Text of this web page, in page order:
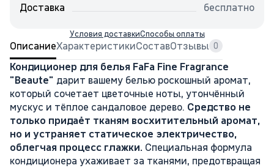
Доставка
бесплатно
Условия доставкиСпособы оплаты
ОписаниеХарактеристикиСоставОтзывы 0
Кондиционер для белья FaFa Fine Fragrance
"Beaute" дарит вашему белью роскошный аромат,
который сочетает цветочные ноты, утончённый
мускус и тёплое сандаловое дерево. Средство не
только придаёт тканям восхитительный аромат,
но и устраняет статическое электричество,
облегчая процесс глажки. Специальная формула
кондиционера ухаживает за тканями, предотвращая